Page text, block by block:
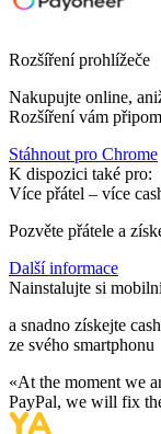
Rozšíření prohlížeče
Nakupujte online,
Rozšíření vám
Stáhnout pro Chrome
K dispozici také pro:
Více přátel – více
Pozvěte přátele a
Další informace
Nainstalujte si
a snadno získejte
ze svého smartphonu
«At the moment we
PayPal, we will fix